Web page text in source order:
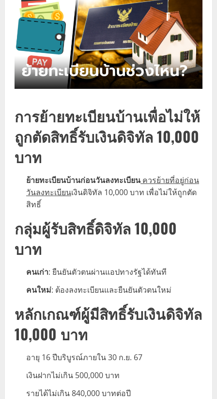
การย้ายทะเบียนบ้านเพื่อไม่ให้
ถูกตัดสิทธิ์รับเงินดิจิทัล 10,000
บาท
ย้ายทะเบียนบ้านก่อนวันลงทะเบียนควรย้ายที่อยู่ก่อน
วันลงทะเบียนเงินดิจิทัล 10,000 บาท เพื่อไม่ให้ถูกตัด
สิทธิ์
กลุ่มผู้รับสิทธิ์ดิจิทัล 10,000
บาท
คนเก่า: ยืนยันตัวตนผ่านแอปทางรัฐได้ทันที
คนใหม่: ต้องลงทะเบียนและยืนยันตัวตนใหม่
หลักเกณฑ์ผู้มีสิทธิ์รับเงินดิจิทัล
10,000 บาท
อายุ 16 ปีบริบูรณ์ภายใน 30 ก.ย. 67
เงินฝากไม่เกิน 500,000 บาท
รายได้ไม่เกิน 840,000 บาทต่อปี